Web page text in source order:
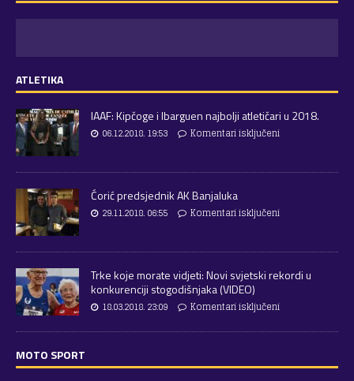
ATLETIKA
IAAF: Kipčoge i Ibarguen najbolji atletičari u 2018.
06.12.2018. 19:53 Komentari isključeni
Ćorić predsjednik AK Banjaluka
29.11.2018. 06:55 Komentari isključeni
Trke koje morate vidjeti: Novi svjetski rekordi u
konkurenciji stogodišnjaka (VIDEO)
18.03.2018. 23:09 Komentari isključeni
MOTO SPORT